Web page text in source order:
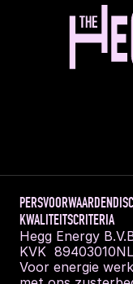
PERSVOORWAARDEN
KWALITEITSCRITERIA
Hegg Energy B.V.
KVK  89403010
Voor energie